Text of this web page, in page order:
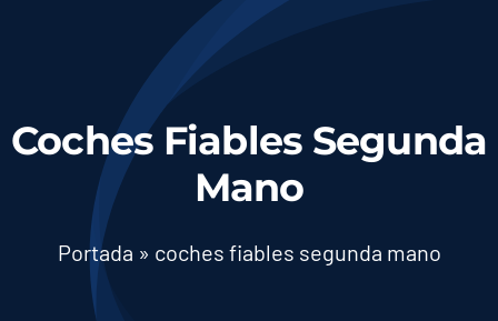
Servicios
Noticias
Contacto
Coches Fiables Segunda
Mano
Portada » coches fiables segunda mano